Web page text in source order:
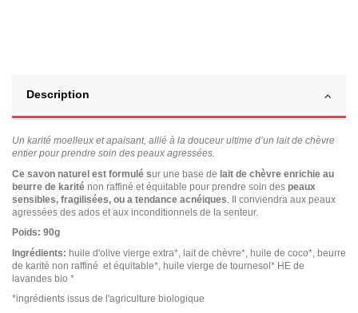
Description
Un karité moelleux et apaisant, allié à la douceur ultime d’un lait de chèvre
entier pour prendre soin des peaux agressées.
Ce savon naturel est formulé sur une base de lait de chèvre enrichie au
beurre de karité non raffiné et équitable pour prendre soin des peaux
sensibles, fragilisées, ou a tendance acnéiques . Il conviendra aux peaux
agressées des ados et aux inconditionnels de la senteur.
Poids: 90g
Ingrédients: huile d'olive vierge extra*, lait de chèvre*, huile de coco*, beurre
de karité non raffiné et équitable*, huile vierge de tournesol* HE de
lavandes bio *
*ingrédients issus de l'agriculture biologique